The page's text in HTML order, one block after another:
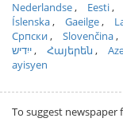
Nederlandse
Eesti
Íslenska
Gaeilge
Српски
Slovenčina
ייִדיש
Հայերեն
ayisyen
To suggest